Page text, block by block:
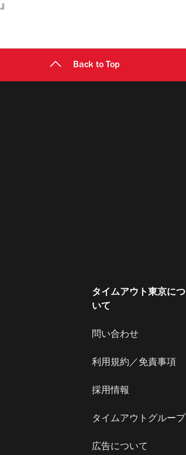
』
Back to Top
タイムアウト東京につ
いて
問い合わせ
利用規約／免責事項
採用情報
タイムアウトグループ
広告について